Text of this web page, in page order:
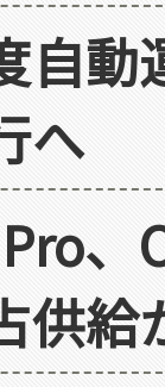
自
へ
供給